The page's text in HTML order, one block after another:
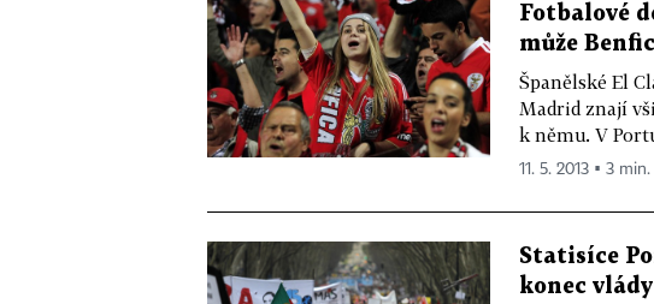
Fotbalové
může
Španělské El
Madrid znají
k němu. V
11. 5. 2013 ▪ 3
Statisíce
konec